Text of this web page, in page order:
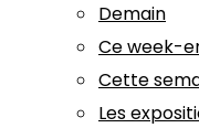
Demain
Ce week-
Cette
Les